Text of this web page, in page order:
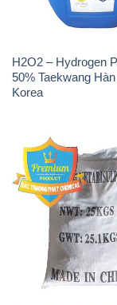
H2O2 – Hydrogen
50% Taekwang
Korea